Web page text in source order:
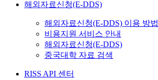
해외자료신청(E-DDS)
해외자료신청(E-DDS) 이용 방법
비용지원 서비스 안내
해외자료신청(E-DDS)
중국대학 자료 검색
RISS API 센터